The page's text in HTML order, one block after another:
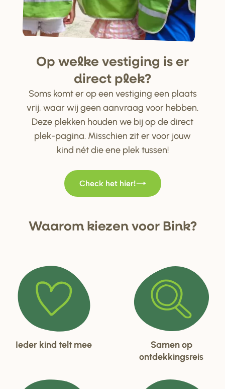
Op welke vestiging is er
direct plek?
Soms komt er op een vestiging een plaats
vrij, waar wij geen aanvraag voor hebben.
Deze plekken houden we bij op de direct
plek-pagina. Misschien zit er voor jouw
kind nét die ene plek tussen!
Check het hier!
Waarom kiezen voorBink?
Ieder kind telt mee
Samen op
ontdekkingsreis